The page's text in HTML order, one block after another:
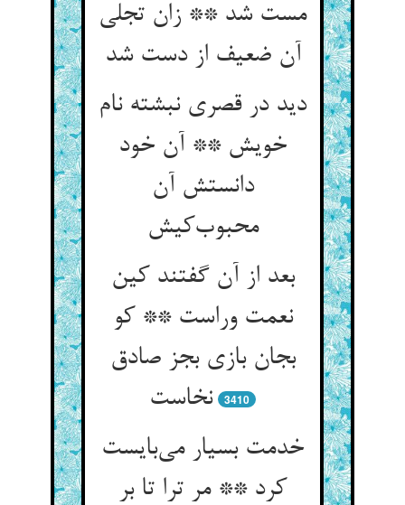
مست شد ** زان تجلی
آن ضعیف از دست شد
دید در قصری نبشته نام
خویش ** آن خود
دانستش آن
محبوب‌کیش
بعد از آن گفتند کین
نعمت وراست ** کو
بجان بازی بجز صادق
نخاست
3410
خدمت بسیار می‌بایست
کرد ** مر ترا تا بر